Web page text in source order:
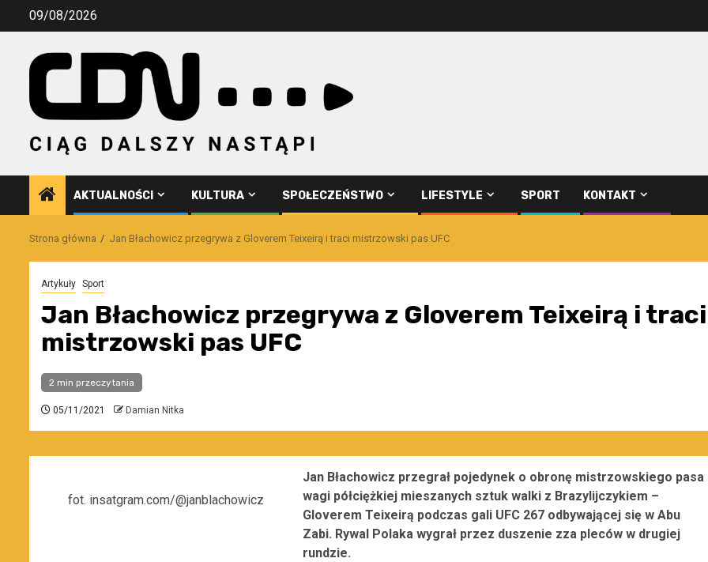
Przejdź09/08/2026
AKTUALNOŚCI KULTURA SPOŁECZEŃSTWO LIFESTYLE SPORT KONTAKT
Strona główna Jan Błachowicz przegrywa z Gloverem Teixeirą i traci mistrzowski pas UFC
Artykuły Sport
Jan Błachowicz przegrywa z Gloverem Teixeirą i traci
mistrzowski pas UFC
2 min przeczytania
05/11/2021 Damian Nitka
fot. insatgram.com/@janblachowicz
Jan Błachowicz przegrał pojedynek o obronę mistrzowskiego pasa
wagi półciężkiej mieszanych sztuk walki z Brazylijczykiem –
Gloverem Teixeirą podczas gali UFC 267 odbywającej się w Abu
Zabi. Rywal Polaka wygrał przez duszenie zza pleców w drugiej
rundzie.